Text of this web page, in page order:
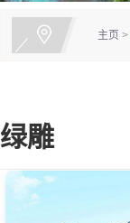
主页 >
绿雕